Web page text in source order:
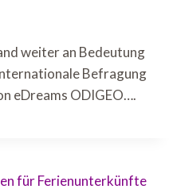
weiter an Bedeutung
Befragung
eDreams ODIGEO….